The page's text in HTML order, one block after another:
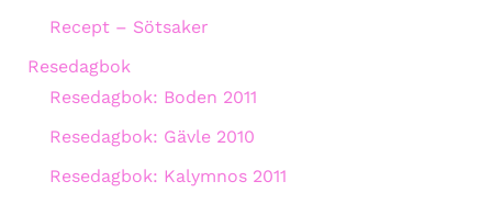
Recept – Sötsaker
Resedagbok
Resedagbok: Boden 2011
Resedagbok: Gävle 2010
Resedagbok: Kalymnos 2011